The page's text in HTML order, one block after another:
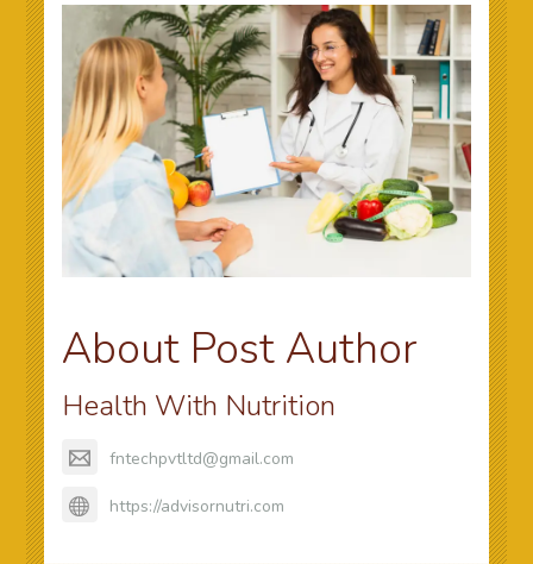
About Post Author
Health With Nutrition
fntechpvtltd@gmail.com
https://advisornutri.com